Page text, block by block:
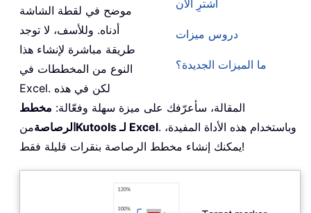
اشترِ الآن
دروس ميزات
ما الميزات الجديدة؟
موضح في لقطة الشاشة
أدناه. وللأسف، لا توجد
طريقة مباشرة لإنشاء هذا
النوع من المخططات في
Excel. لكن في هذه
المقالة، سأعرّفك على ميزة سهلة وفعّالة: مخطط
الرصاصةمن Kutools لـ Excel. وباستخدام هذه الأداة المفيدة،
يمكنك إنشاء مخطط الرصاصة بنقرات قليلة فقط!